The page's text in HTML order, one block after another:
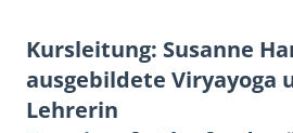
Kursleitung: Susanne
ausgebildete Viryayoga
Lehrerin